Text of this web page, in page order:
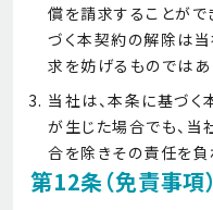
償を請求することがで
づく本契約の解除は
求を妨げるものではあ
当社は、本条に基づ
が生じた場合でも、
合を除きその責任を負
第12条（免責事項）